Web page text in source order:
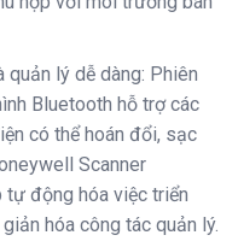
quản lý dễ dàng: Phiên
Bluetooth hỗ trợ các
có thể hoán đổi, sạc
Scanner
động hóa việc triển
hóa công tác quản lý.